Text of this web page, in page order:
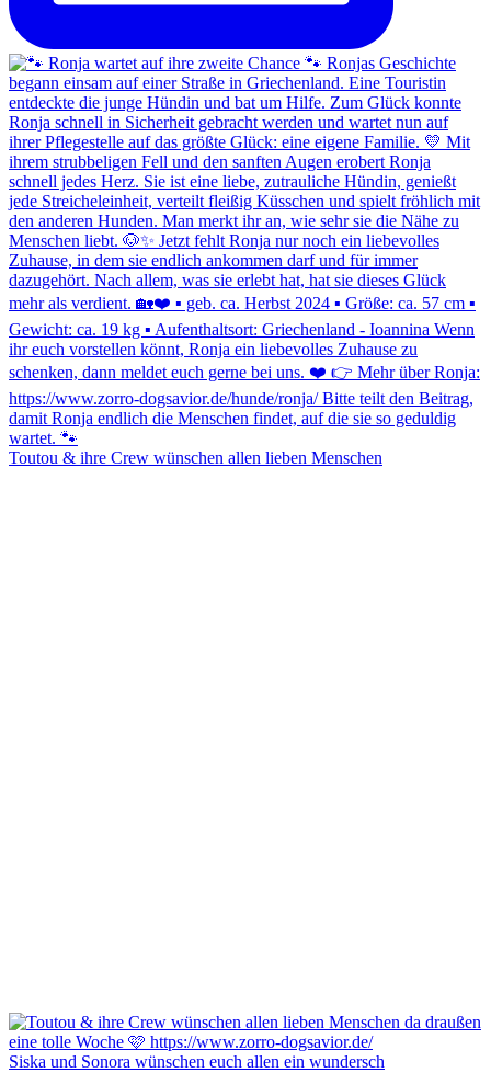
Toutou & ihre Crew wünschen allen lieben Menschen
Siska und Sonora wünschen euch allen ein wundersch